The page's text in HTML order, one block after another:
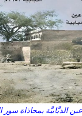
الدبَّابيَّة بمحاذاة سور